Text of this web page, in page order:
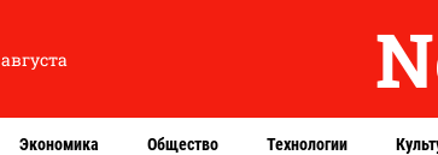
Экономика Общество Технологии